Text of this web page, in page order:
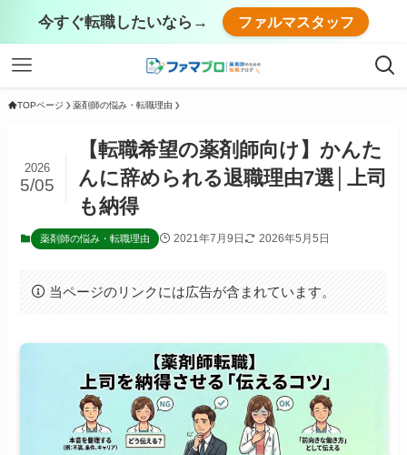
今すぐ転職したいなら→ ファルマスタッフ
TOPページ 薬剤師の悩み・転職理由
【転職希望の薬剤師向け】かんた
んに辞められる退職理由7選│上司
も納得
2026
5/05
薬剤師の悩み・転職理由 2021年7月9日 2026年5月5日
当ページのリンクには広告が含まれています。